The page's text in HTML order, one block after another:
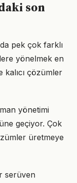
son
pek çok farklı
yönelmek en
kalıcı çözümler
yönetimi
geçiyor. Çok
üretmeye
serüven